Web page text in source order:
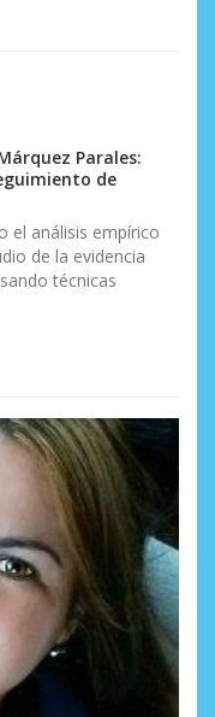
Parales:
de
el análisis empírico
de la evidencia
técnicas